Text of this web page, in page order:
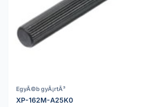
EgyÃ©b gyÃ¡rtÃ³
XP-162M-A25K0